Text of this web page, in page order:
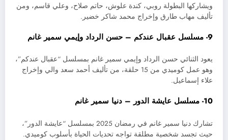
ويشاركها البطولة روبي، كندة علوش، حاتم صلاح، وعلي قاسم، ومن
تأليف مهاب طارق وإخراج محمد شاكر خضير.
9- مسلسل عقبال عندكم – حسن الرداد وإيمي سمير غانم
يعود الثنائي حسن الرداد وإيمي سمير غانم بمسلسل “عقبال عندكم”،
وهو عمل كوميدي من 15 حلقة، من تأليف أحمد سعد والي وإخراج
علاء إسماعيل.
10- مسلسل عايشة الدور – دنيا سمير غانم
تشارك دنيا سمير غانم في رمضان 2025 بمسلسل “عايشة الدور”،
حيث تجسد شخصية مطلقة تواجه تحديات الحياة بأسلوب كوميدي.